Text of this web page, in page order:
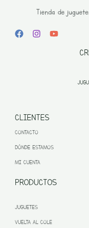
Tienda de
CLIENTES
CONTACTO
DÓNDE ESTAMOS
MI CUENTA
PRODUCTOS
JUGUETES
VUELTA AL COLE